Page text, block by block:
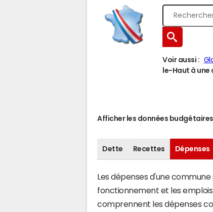
Voir aussi :
le-Haut à une
Afficher les données
Dette Recettes Dépenses
Les dépenses d'une
fonctionnement et les
comprennent les dépenses